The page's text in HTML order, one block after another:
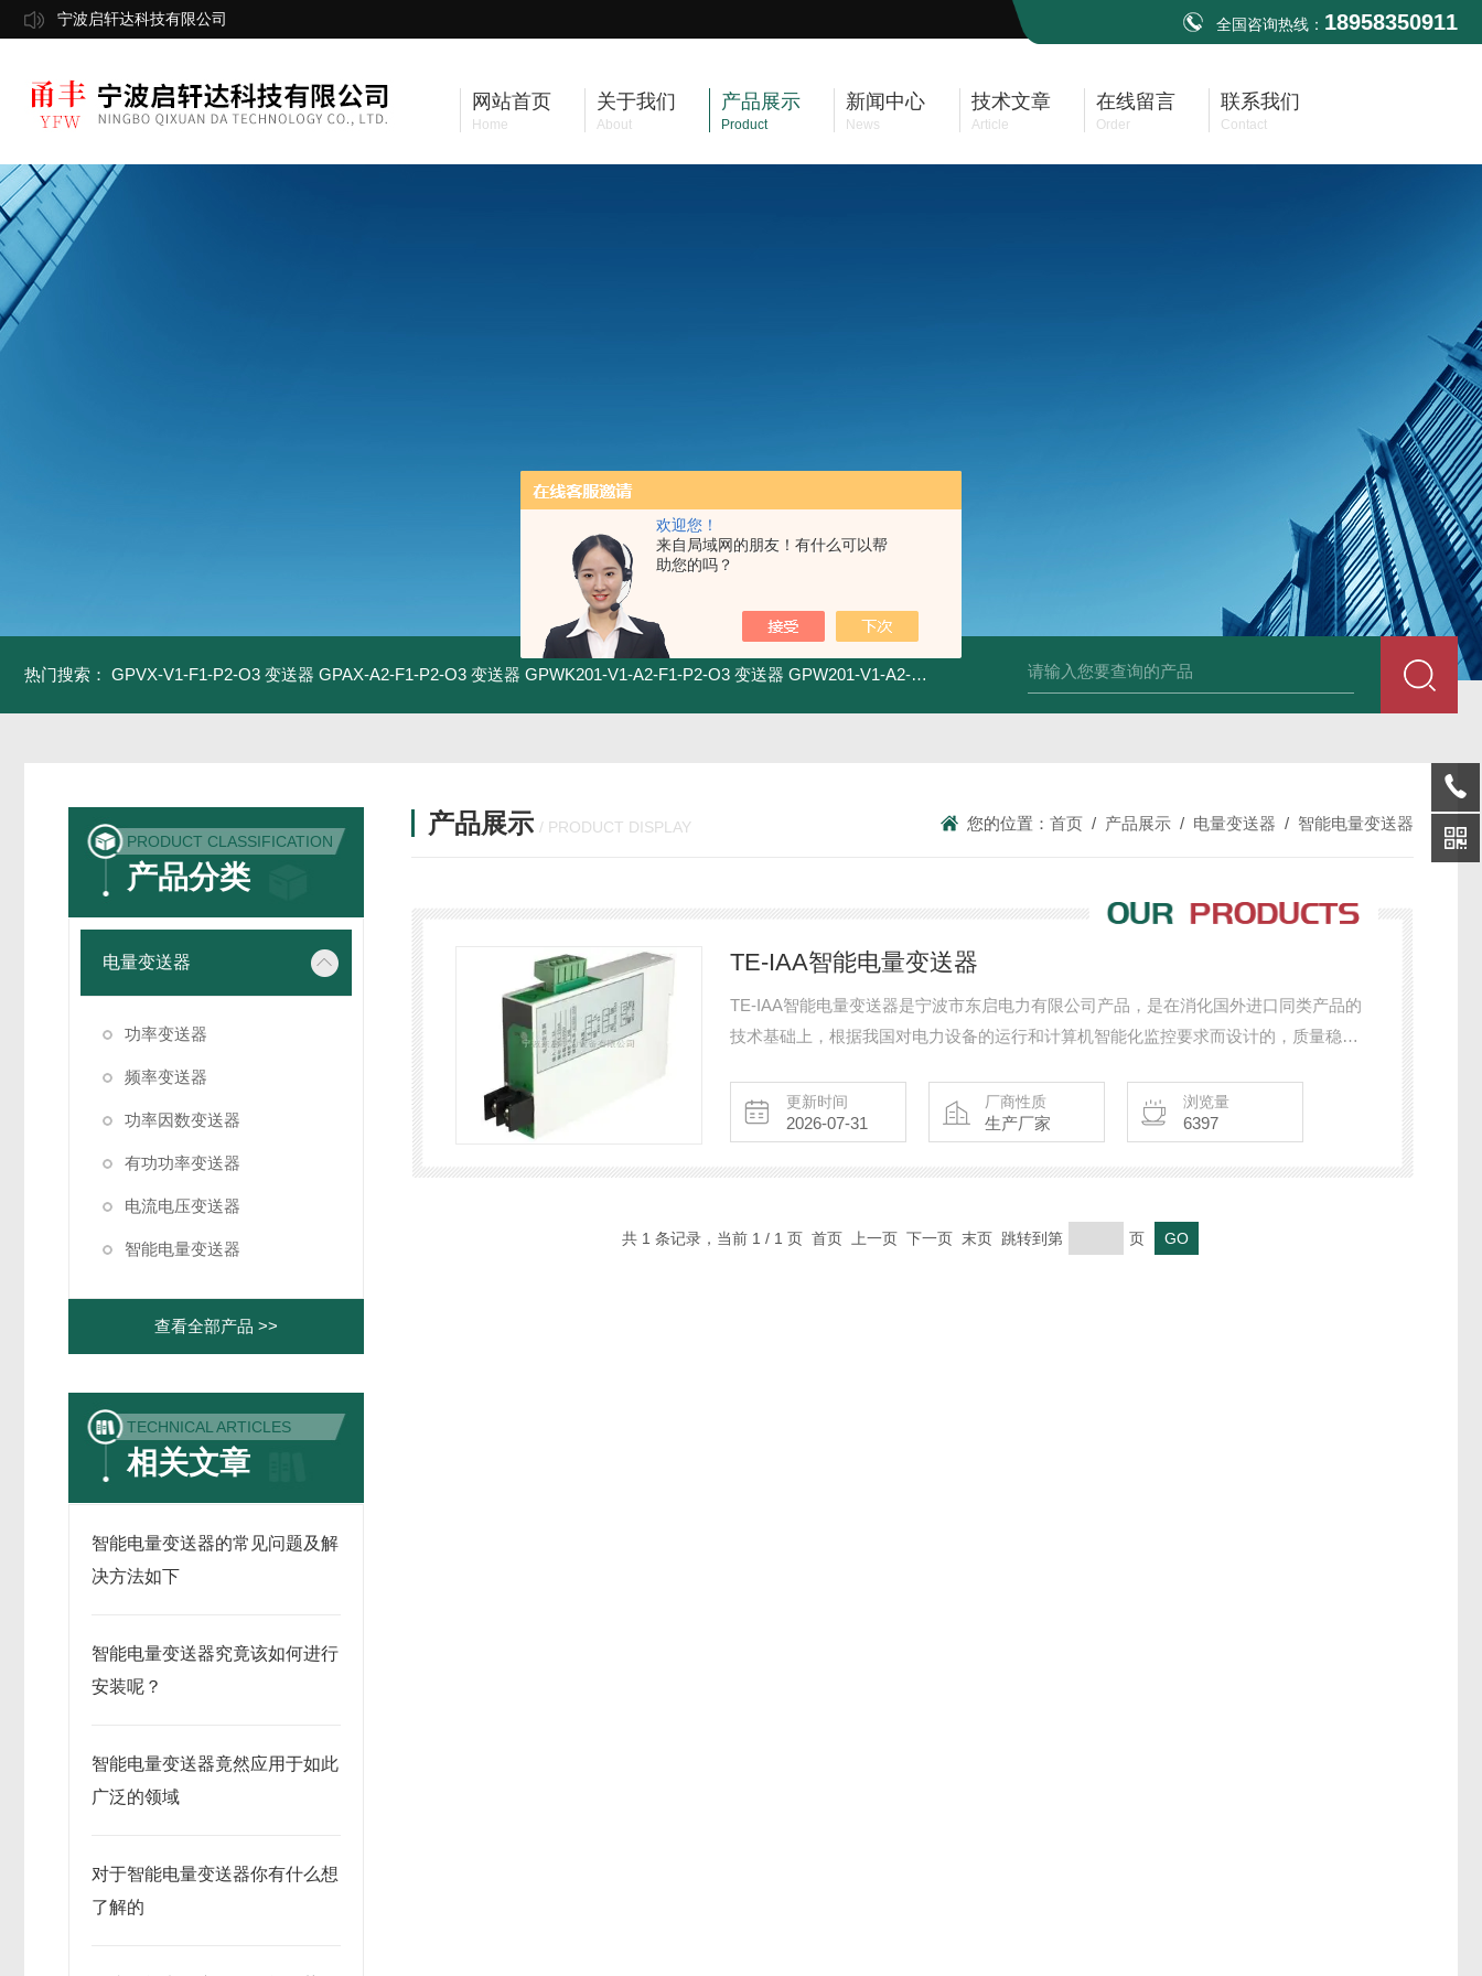
欢迎您！
来自局域网的朋友！有什么可以帮
助您的吗？
宁波启轩达科技有限公司 全国咨询热线： 18958350911
网站首页
Home
关于我们
About
产品展示
Product
新闻中心
News
技术文章
Article
在线留言
Order
联系我们
Contact
热门搜索： GPVX-V1-F1-P2-O3 变送器 GPAX-A2-F1-P2-O3 变送器 GPWK201-V1-A2-F1-P2-O3 变送器 GPW201-V1-A2-F1-P2-O3 变送器 变送器GPV-V1-F1-P2-O3 变送器GPA-A2-F1-P2-O3 变送器
PRODUCT CLASSIFICATION
产品分类
电量变送器
功率变送器
频率变送器
功率因数变送器
有功功率变送器
电流电压变送器
智能电量变送器
查看全部产品 >>
TECHNICAL ARTICLES
相关文章
智能电量变送器的常见问题及解
决方法如下
智能电量变送器究竟该如何进行
安装呢？
智能电量变送器竟然应用于如此
广泛的领域
对于智能电量变送器你有什么想
了解的
产品展示 / PRODUCT DISPLAY 您的位置： 首页 / 产品展示 / 电量变送器 / 智能电量变送器
TE-IAA智能电量变送器
TE-IAA智能电量变送器是宁波市东启电力有限公司产品，是在消化国外进口同类产品的
技术基础上，根据我国对电力设备的运行和计算机智能化监控要求而设计的，质量稳
电机智能保护器、微机综合保护装置、双电源自动转换开关、CPS控制与保护开关、负
荷隔离开关、真空断路器、高低压成套开关柜其相关附件等，质量过硬，欢迎新老客户
更新时间
2026-07-31
厂商性质
生产厂家
浏览量
6397
共 1 条记录，当前 1 / 1 页 首页 上一页 下一页 末页 跳转到第 页